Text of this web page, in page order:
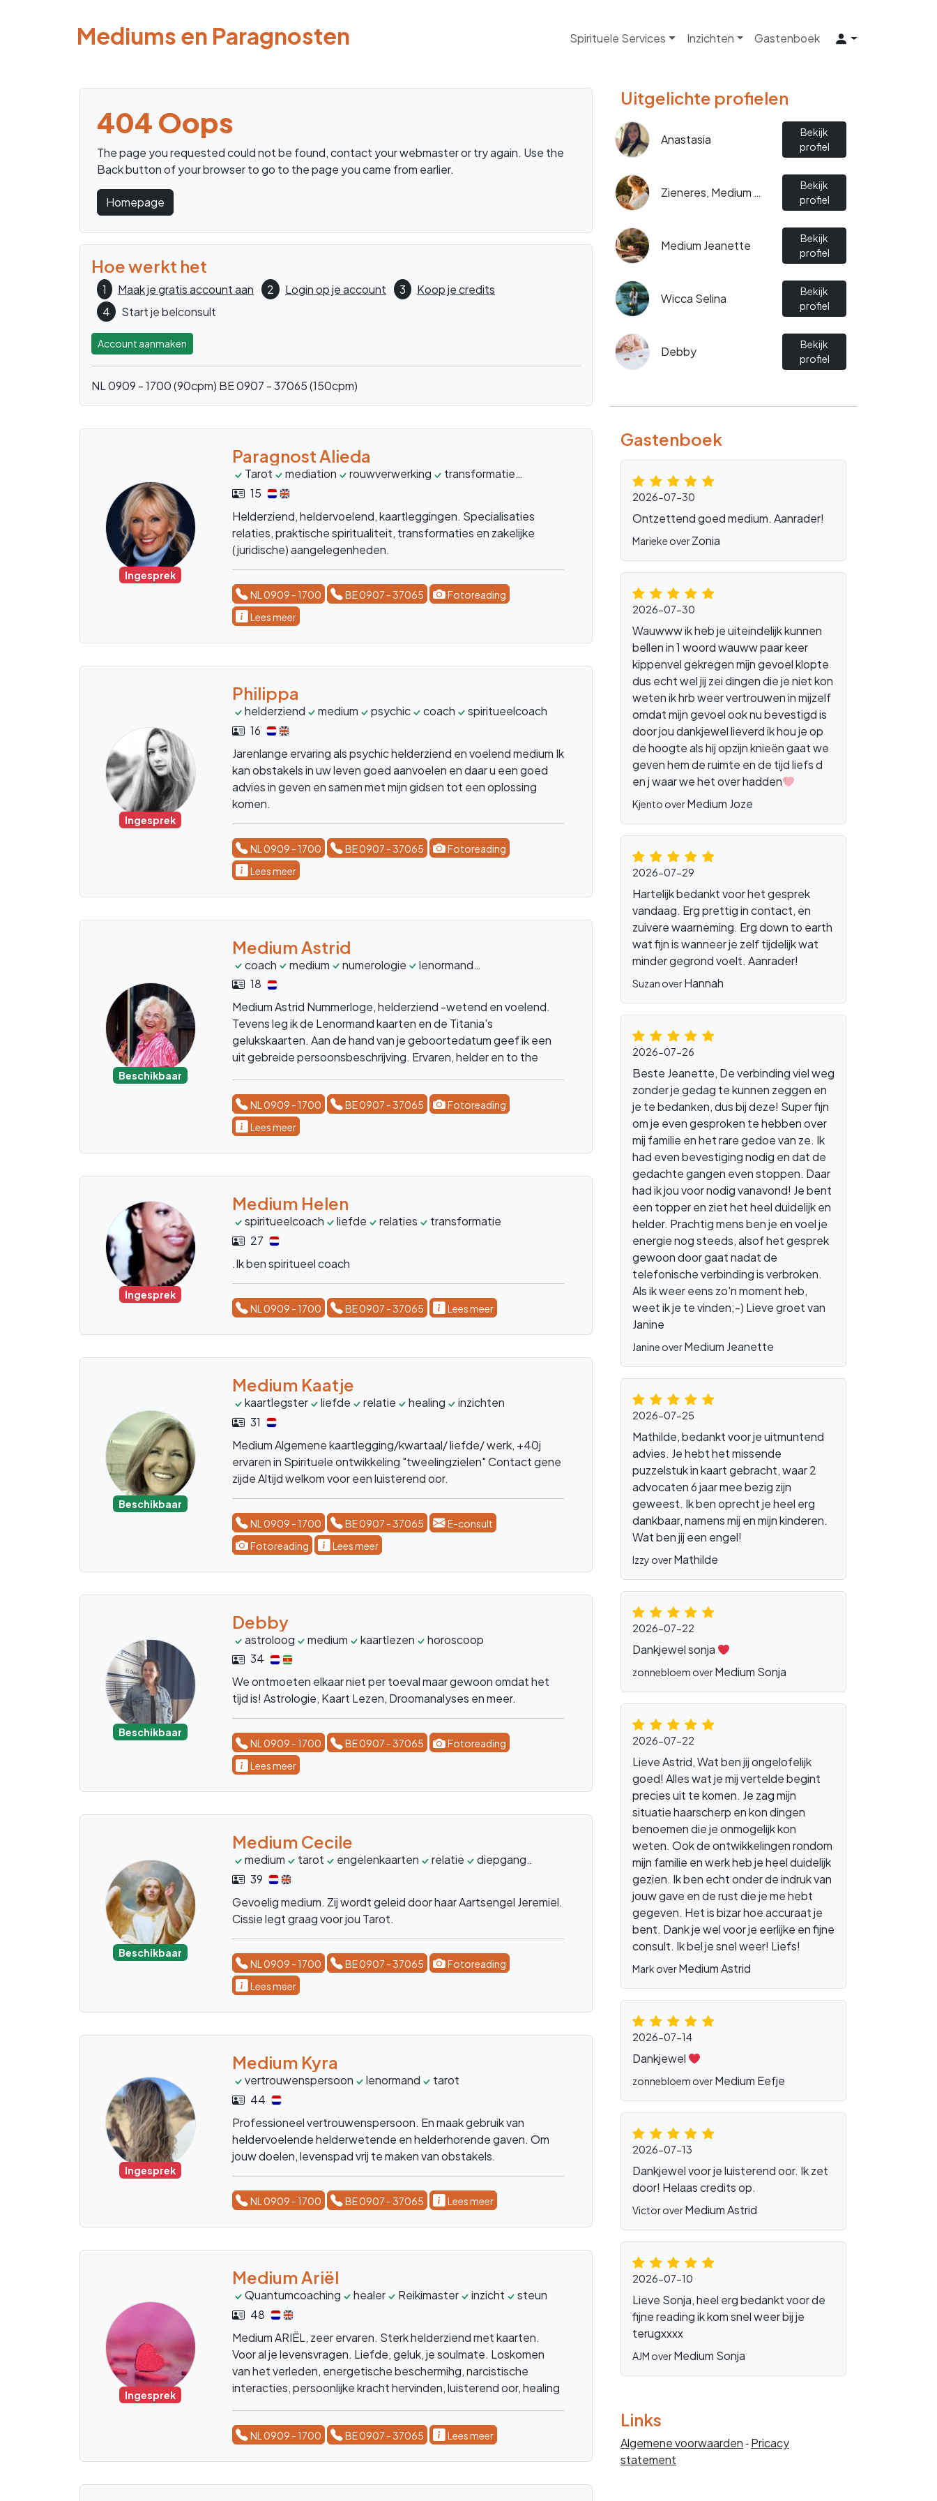
Mediums en Paragnosten Spirituele Services Inzichten Gastenboek
404 Oops
The page you requested could not be found, contact your webmaster or try again. Use the
Back button of your browser to go to the page you came from earlier.
Homepage
Hoe werkt het
1 Maak je gratis account aan 2 Login op je account 3
Koop je credits
4
Start je belconsult
Account aanmaken
NL 0909 - 1700 (90cpm) BE 0907 - 37065 (150cpm)
Ingesprek
Paragnost Alieda
Tarot mediation rouwverwerking transformatie
15
Helderziend, heldervoelend, kaartleggingen. Specialisaties
relaties, praktische spiritualiteit, transformaties en zakelijke
(juridische) aangelegenheden.
NL 0909 - 1700 BE 0907 - 37065
Fotoreading
Lees meer
Ingesprek
Philippa
helderziend medium psychic coach spiritueelcoach levenscoaching spiritueeladvies gidsen
inzicht
16
Jarenlange ervaring als psychic helderziend en voelend medium Ik
kan obstakels in uw leven goed aanvoelen en daar u een goed
advies in geven en samen met mijn gidsen tot een oplossing
komen.
NL 0909 - 1700 BE 0907 - 37065
Fotoreading
Lees meer
Beschikbaar
Medium Astrid
coach medium numerologie lenormand geboortedatum
persoonsanalyse
18
Medium Astrid Nummerloge, helderziend -wetend en voelend.
Tevens leg ik de Lenormand kaarten en de Titania's
gelukskaarten. Aan de hand van je geboortedatum geef ik een
uit gebreide persoonsbeschrijving. Ervaren, helder en to the
NL 0909 - 1700 BE 0907 - 37065
Fotoreading
Lees meer
Ingesprek
Medium Helen
spiritueelcoach liefde relaties transformatie
doorgeefluik
27
.Ik ben spiritueel coach
NL 0909 - 1700 BE 0907 - 37065 Lees meer
Beschikbaar
Medium Kaatje
kaartlegster liefde relatie healing inzichten
Engelenkaarten
31
Medium Algemene kaartlegging/kwartaal/ liefde/ werk, +40j
ervaren in Spirituele ontwikkeling "tweelingzielen" Contact gene
zijde Altijd welkom voor een luisterend oor.
NL 0909 - 1700 BE 0907 - 37065
E-consult
Fotoreading
Lees meer
Beschikbaar
Debby
astroloog medium kaartlezen
horoscoop
34
We ontmoeten elkaar niet per toeval maar gewoon omdat het
tijd is! Astrologie, Kaart Lezen, Droomanalyses en meer.
NL 0909 - 1700 BE 0907 - 37065
Fotoreading
Lees meer
Beschikbaar
Medium Cecile
medium tarot engelenkaarten relatie diepgang
twijfels
39
Gevoelig medium. Zij wordt geleid door haar Aartsengel Jeremiel.
Cissie legt graag voor jou Tarot.
NL 0909 - 1700 BE 0907 - 37065
Fotoreading
Lees meer
Ingesprek
Medium Kyra
vertrouwenspersoon lenormand tarot
pendelaar
44
Professioneel vertrouwenspersoon. En maak gebruik van
heldervoelende helderwetende en helderhorende gaven. Om
jouw doelen, levenspad vrij te maken van obstakels.
NL 0909 - 1700 BE 0907 - 37065 Lees meer
Ingesprek
Medium Ariël
Quantumcoaching healer Reikimaster inzicht steun
advieseur
48
Medium ARIËL, zeer ervaren. Sterk helderziend met kaarten.
Voor al je levensvragen. Liefde, geluk, je soulmate. Loskomen
van het verleden, energetische beschermihg, narcistische
interacties, persoonlijke kracht hervinden, luisterend oor, healing
NL 0909 - 1700 BE 0907 - 37065 Lees meer
Uitgelichte profielen
Anastasia
Bekijk
profiel
Zieneres, Medium Sjiàn
Bekijk
profiel
Medium Jeanette
Bekijk
profiel
Wicca Selina
Bekijk
profiel
Debby
Bekijk
profiel
Gastenboek
2026-07-30
Ontzettend goed medium. Aanrader!
Marieke overZonia
2026-07-30
Wauwww ik heb je uiteindelijk kunnen
bellen in 1 woord wauww paar keer
kippenvel gekregen mijn gevoel klopte
dus echt wel jij zei dingen die je niet kon
weten ik hrb weer vertrouwen in mijzelf
omdat mijn gevoel ook nu bevestigd is
door jou dankjewel lieverd ik hou je op
de hoogte als hij opzijn knieën gaat we
geven hem de ruimte en de tijd liefs d
en j waar we het over hadden
Kjento overMedium Joze
2026-07-29
Hartelijk bedankt voor het gesprek
vandaag. Erg prettig in contact, en
zuivere waarneming. Erg down to earth
wat fijn is wanneer je zelf tijdelijk wat
minder gegrond voelt. Aanrader!
Suzan overHannah
2026-07-26
Beste Jeanette, De verbinding viel weg
zonder je gedag te kunnen zeggen en
je te bedanken, dus bij deze! Super fijn
om je even gesproken te hebben over
mij familie en het rare gedoe van ze. Ik
had even bevestiging nodig en dat de
gedachte gangen even stoppen. Daar
had ik jou voor nodig vanavond! Je bent
een topper en ziet het heel duidelijk en
helder. Prachtig mens ben je en voel je
energie nog steeds, alsof het gesprek
gewoon door gaat nadat de
telefonische verbinding is verbroken.
Als ik weer eens zo'n moment heb,
weet ik je te vinden;-) Lieve groet van
Janine
Janine overMedium Jeanette
2026-07-25
Mathilde, bedankt voor je uitmuntend
advies. Je hebt het missende
puzzelstuk in kaart gebracht, waar 2
advocaten 6 jaar mee bezig zijn
geweest. Ik ben oprecht je heel erg
dankbaar, namens mij en mijn kinderen.
Wat ben jij een engel!
Izzy overMathilde
2026-07-22
Dankjewel sonja
zonnebloem overMedium Sonja
2026-07-22
Lieve Astrid, Wat ben jij ongelofelijk
goed! Alles wat je mij vertelde begint
precies uit te komen. Je zag mijn
situatie haarscherp en kon dingen
benoemen die je onmogelijk kon
weten. Ook de ontwikkelingen rondom
mijn familie en werk heb je heel duidelijk
gezien. Ik ben echt onder de indruk van
jouw gave en de rust die je me hebt
gegeven. Het is bizar hoe accuraat je
bent. Dank je wel voor je eerlijke en fijne
consult. Ik bel je snel weer! Liefs!
Mark overMedium Astrid
2026-07-14
Dankjewel
zonnebloem overMedium Eefje
2026-07-13
Dankjewel voor je luisterend oor. Ik zet
door! Helaas credits op.
Victor overMedium Astrid
2026-07-10
Lieve Sonja, heel erg bedankt voor de
fijne reading ik kom snel weer bij je
terugxxxx
AJM overMedium Sonja
Links
Algemene voorwaarden‐Pricacy
statement